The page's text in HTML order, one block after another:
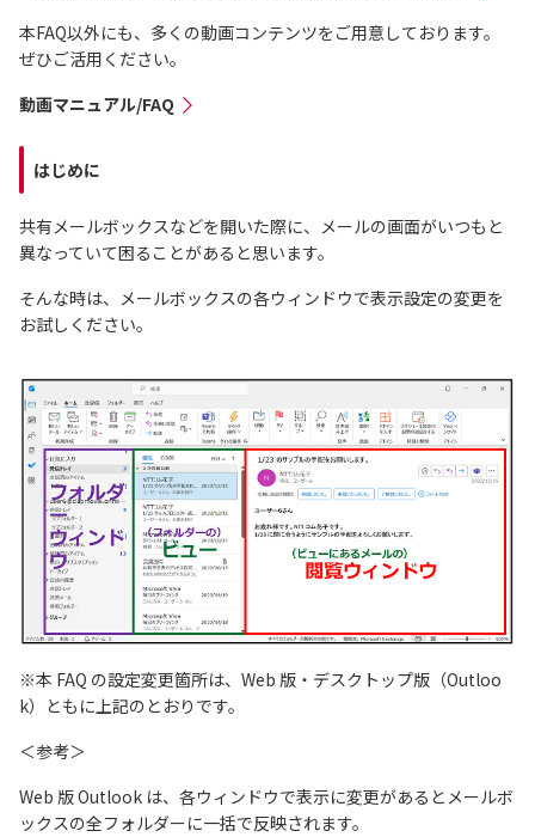
本FAQ以外にも、多くの動画コンテンツをご用意しております。
ぜひご活用ください。
動画マニュアル/FAQ
はじめに
共有メールボックスなどを開いた際に、メールの画面がいつもと
異なっていて困ることがあると思います。
そんな時は、メールボックスの各ウィンドウで表示設定の変更を
お試しください。
※本 FAQ の設定変更箇所は、Web 版・デスクトップ版（Outloo
k）ともに上記のとおりです。
＜参考＞
Web 版 Outlook は、各ウィンドウで表示に変更があるとメールボ
ックスの全フォルダーに一括で反映されます。